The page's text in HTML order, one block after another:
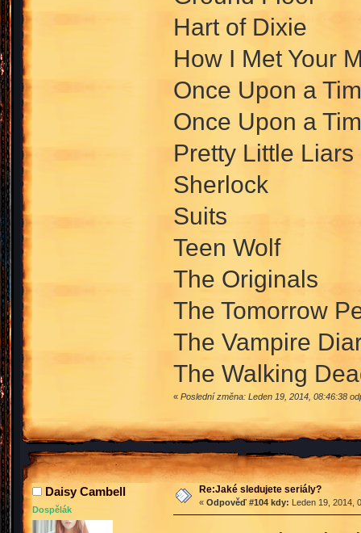
Hart of Dixie
How I Met Your
Once Upon a
Once Upon a
Pretty Little Liars
Sherlock
Suits
Teen Wolf
The Originals
The Tomorrow
The Vampire
The Walking
« Poslední změna: Leden 19, 2014, 08:46:38
Daisy Cambell
Dospělák
Re:Jaké sledujete seriály?
« Odpověď #104 kdy: Leden 19, 2014,